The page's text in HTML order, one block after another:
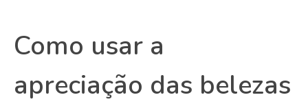
Como usar a
apreciação das belezas